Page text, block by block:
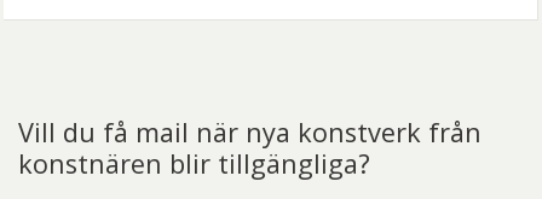
Vill du få mail när nya konstverk från
konstnären blir tillgängliga?